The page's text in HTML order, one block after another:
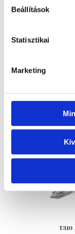
Beállítások
Statisztikai
Marketing
T310